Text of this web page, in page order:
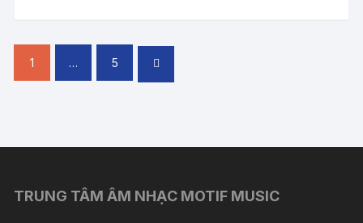
hướng
bài
1 … 5
TRUNG TÂM ÂM NHẠC MOTIF MUSIC